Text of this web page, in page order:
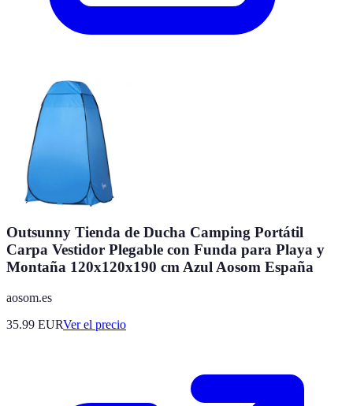
Outsunny Tienda de Ducha Camping Portátil
Carpa Vestidor Plegable con Funda para Playa y
Montaña 120x120x190 cm Azul Aosom España
aosom.es
35.99 EURVer el precio